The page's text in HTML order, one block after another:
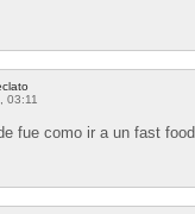
03:11
fue como ir a un fast food